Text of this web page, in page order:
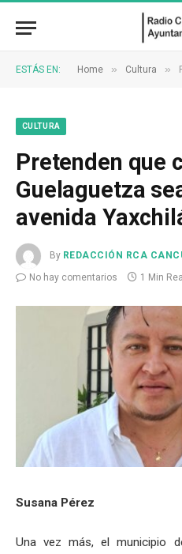
ESTÁS EN: Home » Cultura »
CULTURA
Pretenden que
Guelaguetza
avenida
By REDACCIÓN RCA
No hay comentarios
1 Min
Susana Pérez
Una vez más, el municipio